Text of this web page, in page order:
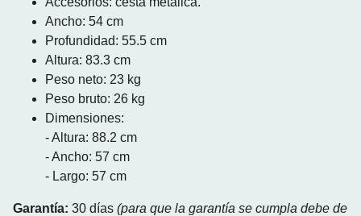
Ancho: 54 cm
Profundidad: 55.5 cm
Altura: 83.3 cm
Peso neto: 23 kg
Peso bruto: 26 kg
Dimensiones:
- Altura: 88.2 cm
- Ancho: 57 cm
- Largo: 57 cm
Garantía: 30 días (para que la garantía se cumpla debe de